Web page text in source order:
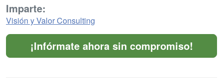
Imparte:
Visión y Valor Consulting
¡Infórmate ahora sin compromiso!